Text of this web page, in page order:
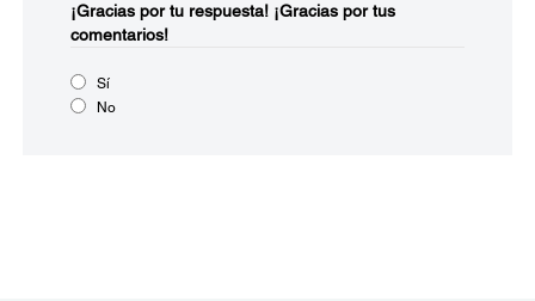
¡Gracias por tu respuesta! ¡Gracias por tus
comentarios!
Sí
No